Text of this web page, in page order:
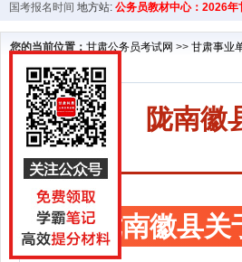
国考报名时间 地方站: 公务员教材中心：2026年
您的当前位置： 甘肃公务员考试网 >> 甘肃事业
陇南徽
陇南徽县关